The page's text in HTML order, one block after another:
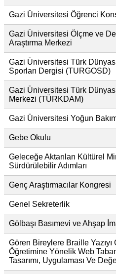
Gazi Üniversitesi Öğrenci
Gazi Üniversitesi Ölçme ve
Araştırma Merkezi
Gazi Üniversitesi Türk
Sporları Dergisi (TURGOSD)
Gazi Üniversitesi Türk
Merkezi (TÜRKDAM)
Gazi Üniversitesi Yoğun
Gebe Okulu
Geleceğe Aktarılan Kültürel
Sürdürülebilir Adımları
Genç Araştırmacılar Kongresi
Genel Sekreterlik
Gölbaşı Basımevi ve Ahşap
Gören Bireylere Braille
Öğretimine Yönelik Web
Tasarımı, Uygulaması Ve